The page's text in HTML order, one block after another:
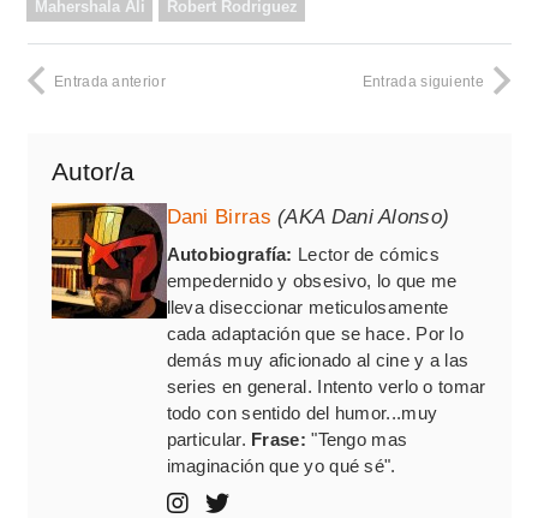
Mahershala Ali Robert Rodriguez
Entrada anterior Entrada siguiente
Autor/a
Dani Birras (AKA Dani Alonso)
Autobiografía: Lector de cómics
empedernido y obsesivo, lo que me
lleva diseccionar meticulosamente
cada adaptación que se hace. Por lo
demás muy aficionado al cine y a las
series en general. Intento verlo o tomar
todo con sentido del humor...muy
particular. Frase: "Tengo mas
imaginación que yo qué sé".